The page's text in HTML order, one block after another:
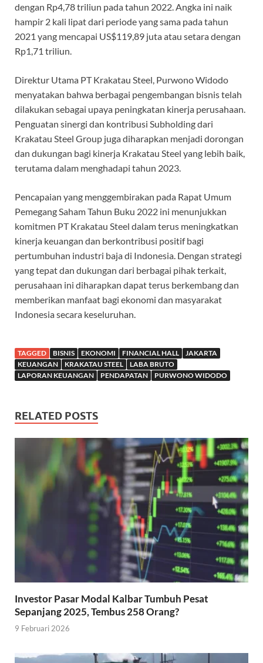
dengan Rp4,78 triliun pada tahun 2022. Angka ini naik
hampir 2 kali lipat dari periode yang sama pada tahun
2021 yang mencapai US$119,89 juta atau setara dengan
Rp1,71 triliun.
Direktur Utama PT Krakatau Steel, Purwono Widodo
menyatakan bahwa berbagai pengembangan bisnis telah
dilakukan sebagai upaya peningkatan kinerja perusahaan.
Penguatan sinergi dan kontribusi Subholding dari
Krakatau Steel Group juga diharapkan menjadi dorongan
dan dukungan bagi kinerja Krakatau Steel yang lebih baik,
terutama dalam menghadapi tahun 2023.
Pencapaian yang menggembirakan pada Rapat Umum
Pemegang Saham Tahun Buku 2022 ini menunjukkan
komitmen PT Krakatau Steel dalam terus meningkatkan
kinerja keuangan dan berkontribusi positif bagi
pertumbuhan industri baja di Indonesia. Dengan strategi
yang tepat dan dukungan dari berbagai pihak terkait,
perusahaan ini diharapkan dapat terus berkembang dan
memberikan manfaat bagi ekonomi dan masyarakat
Indonesia secara keseluruhan.
TAGGED BISNIS EKONOMI FINANCIAL HALL
JAKARTA
KEUANGAN
KRAKATAU STEEL
LABA BRUTO
LAPORAN KEUANGAN
PENDAPATAN PURWONO WIDODO
RELATED POSTS
Investor Pasar Modal Kalbar Tumbuh Pesat
Sepanjang 2025, Tembus 258 Orang?
9 Februari 2026